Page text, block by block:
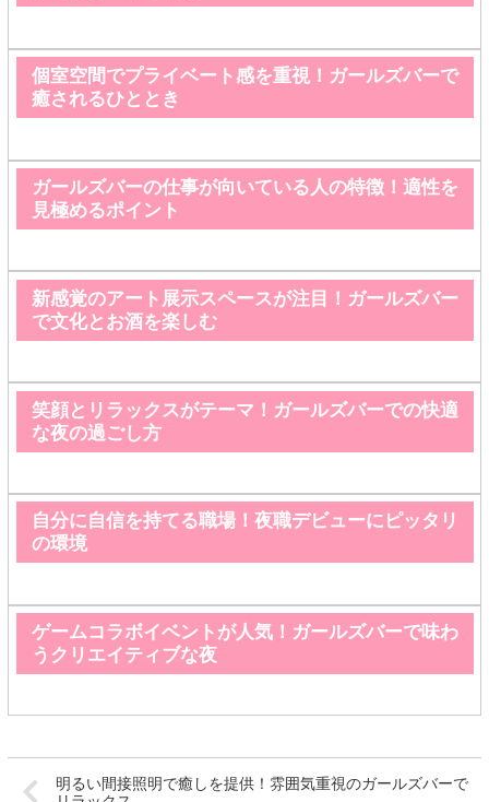
個室空間でプライベート感を重視！ガールズバーで
癒されるひととき
ガールズバーの仕事が向いている人の特徴！適性を
見極めるポイント
新感覚のアート展示スペースが注目！ガールズバー
で文化とお酒を楽しむ
笑顔とリラックスがテーマ！ガールズバーでの快適
な夜の過ごし方
自分に自信を持てる職場！夜職デビューにピッタリ
の環境
ゲームコラボイベントが人気！ガールズバーで味わ
うクリエイティブな夜
明るい間接照明で癒しを提供！雰囲気重視のガールズバーで